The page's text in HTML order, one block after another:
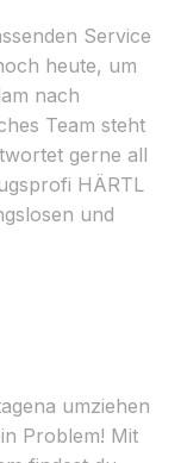
Service
heute, um
nach
Team steht
gerne all
HÄRTL
und
umziehen
Problem! Mit